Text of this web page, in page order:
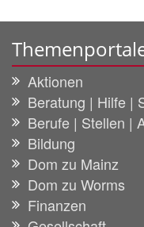
Aktionen
Beratung | Hilfe |
Berufe | Stellen |
Bildung
Dom zu Mainz
Dom zu Worms
Finanzen